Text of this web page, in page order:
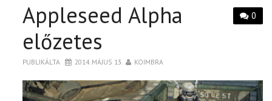
0
Appleseed Alpha
előzetes
PUBLIKÁLTA 2014. MÁJUS 13. KOIMBRA